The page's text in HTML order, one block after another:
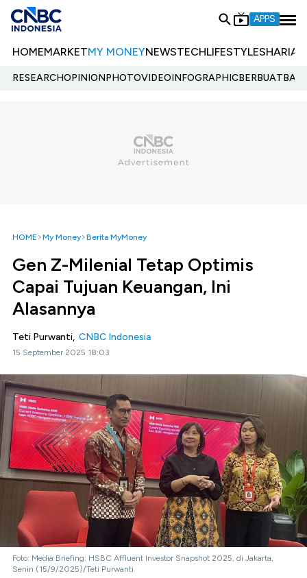
APPS
HOMEMARKETMY MONEYNEWSTECHLIFESTYLESHARIA
RESEARCHOPINIONPHOTOVIDEOINFOGRAPHIC
HOME My Money Berita MyMoney
Gen Z-Milenial Tetap Optimis
Capai Tujuan Keuangan, Ini
Alasannya
Teti Purwanti, CNBC Indonesia
15 September 2025 18:03
Foto: Media Briefing: HSBC Affluent Investor Snapshot 2025, di Jakarta,
Senin (15/9/2025)/Teti Purwanti